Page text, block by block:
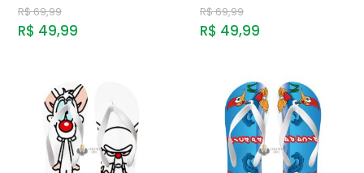
R$ 69,99
R$ 49,99
R$ 69,99
R$ 49,99